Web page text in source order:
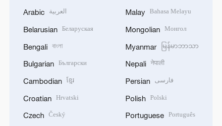
Arabic العربية
Belarusian Беларуская
Bengali বাংলা
Bulgarian Български
Cambodian ខ្មែរ
Croatian Hrvatski
Czech Český
Malay Bahasa Melayu
Mongolian Монгол
Myanmar မြန်မာဘာသာ
Nepali नेपाली
Persian فارسی
Polish Polski
Portuguese Português